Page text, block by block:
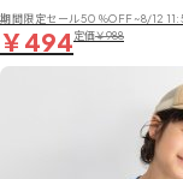
期間限定セール50％OFF~8/12
￥494定価￥988